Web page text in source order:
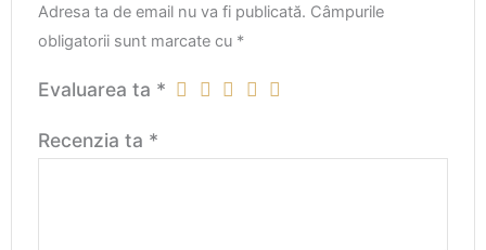
Adresa ta de email nu va fi publicată. Câmpurile
obligatorii sunt marcate cu *
Evaluarea ta *
Recenzia ta *